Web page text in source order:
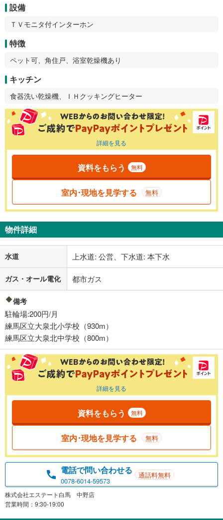
設備
ＴＶモニタ付インターホン
特徴
ペット可、角住戸、浴室乾燥機あり
キッチン
食器洗い乾燥機、ＩＨクッキングヒーター
詳細を見る
資料をもらう 無料
室内･現地を見学する 無料
物件詳細
水道 上水道: 公営、下水道: 本下水
ガス・オール電化 都市ガス
備考
駐輪場:200円/月
練馬区立大泉北小学校（930m）
練馬区立大泉北中学校（800m）
詳細を見る
資料をもらう 無料
室内･現地を見学する 無料
電話で問い合わせる
0078-6014-59573
通話料無料
株式会社エステート白馬 中野店
営業時間：9:30-19:00